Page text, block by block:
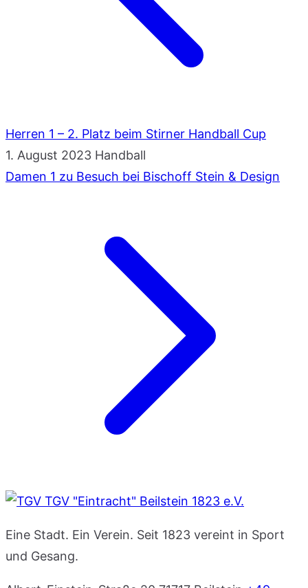
Herren 1 – 2. Platz beim Stirner Handball Cup
1. August 2023 Handball
Damen 1 zu Besuch bei Bischoff Stein & Design
TGV "Eintracht" Beilstein 1823 e.V.
Eine Stadt. Ein Verein. Seit 1823 vereint in Sport
und Gesang.